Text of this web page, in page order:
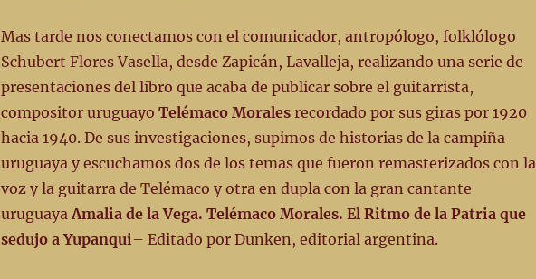
Mas tarde nos conectamos con el comunicador, antropólogo, folklólogo
Schubert Flores Vasella, desde Zapicán, Lavalleja, realizando una serie de
presentaciones del libro que acaba de publicar sobre el guitarrista,
compositor uruguayo Telémaco Moralesrecordado por sus giras por 1920
hacia 1940. De sus investigaciones, supimos de historias de la campiña
uruguaya y escuchamos dos de los temas que fueron remasterizados con la
voz y la guitarra de Telémaco y otra en dupla con la gran cantante
uruguaya Amalia de la Vega. Telémaco Morales. El Ritmo de la Patria que
sedujo a Yupanqui– Editado por Dunken, editorial argentina.